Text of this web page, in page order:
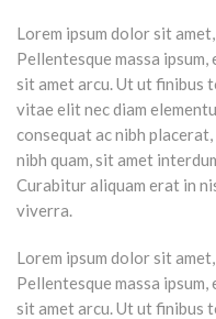
Lorem ipsum dolor sit
Pellentesque massa
sit amet arcu. Ut ut finibus
vitae elit nec diam
consequat ac nibh
nibh quam, sit amet
Curabitur aliquam erat in
viverra.
Lorem ipsum dolor sit
Pellentesque massa
sit amet arcu. Ut ut finibus